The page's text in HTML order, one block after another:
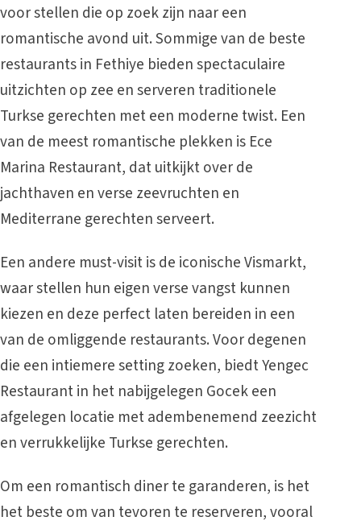
voor stellen die op zoek zijn naar een
romantische avond uit. Sommige van de beste
restaurants in Fethiye bieden spectaculaire
uitzichten op zee en serveren traditionele
Turkse gerechten met een moderne twist. Een
van de meest romantische plekken is Ece
Marina Restaurant, dat uitkijkt over de
jachthaven en verse zeevruchten en
Mediterrane gerechten serveert.
Een andere must-visit is de iconische Vismarkt,
waar stellen hun eigen verse vangst kunnen
kiezen en deze perfect laten bereiden in een
van de omliggende restaurants. Voor degenen
die een intiemere setting zoeken, biedt Yengec
Restaurant in het nabijgelegen Gocek een
afgelegen locatie met adembenemend zeezicht
en verrukkelijke Turkse gerechten.
Om een romantisch diner te garanderen, is het
het beste om van tevoren te reserveren, vooral